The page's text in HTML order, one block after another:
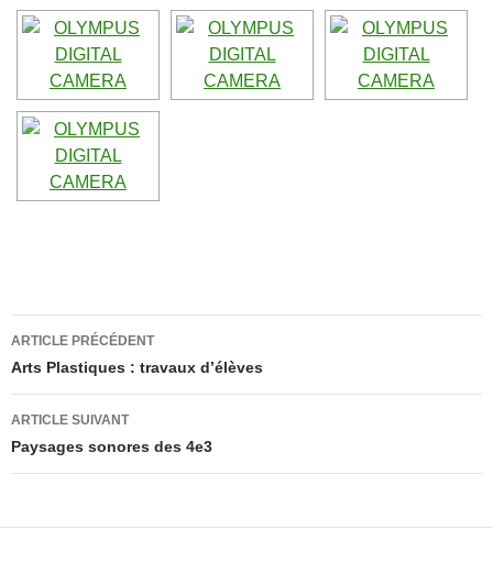
Navigation
des
articles
ARTICLE PRÉCÉDENT
Arts Plastiques : travaux d’élèves
ARTICLE SUIVANT
Paysages sonores des 4e3